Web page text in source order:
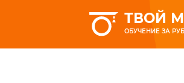
ТВОЙ
ОБУЧЕНИЕ ЗА